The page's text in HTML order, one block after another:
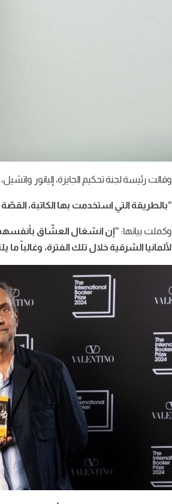
وقالت رئيسة لجنة تحكيم الجايزة، إليانور واتشيل،
“بالطريقة التي استخدمت بها الكاتبة،
وكملت بيانها: “إن انشغال العشّاق بأنفسهم،
لألمانيا الشرقية خلال تلك الفترة، وغالباً ما